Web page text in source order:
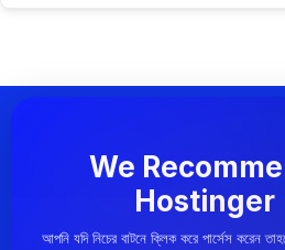
We
Hostinger
আপনি যদি নিচের বাটনে ক্লিক করে পার্সেস করেন